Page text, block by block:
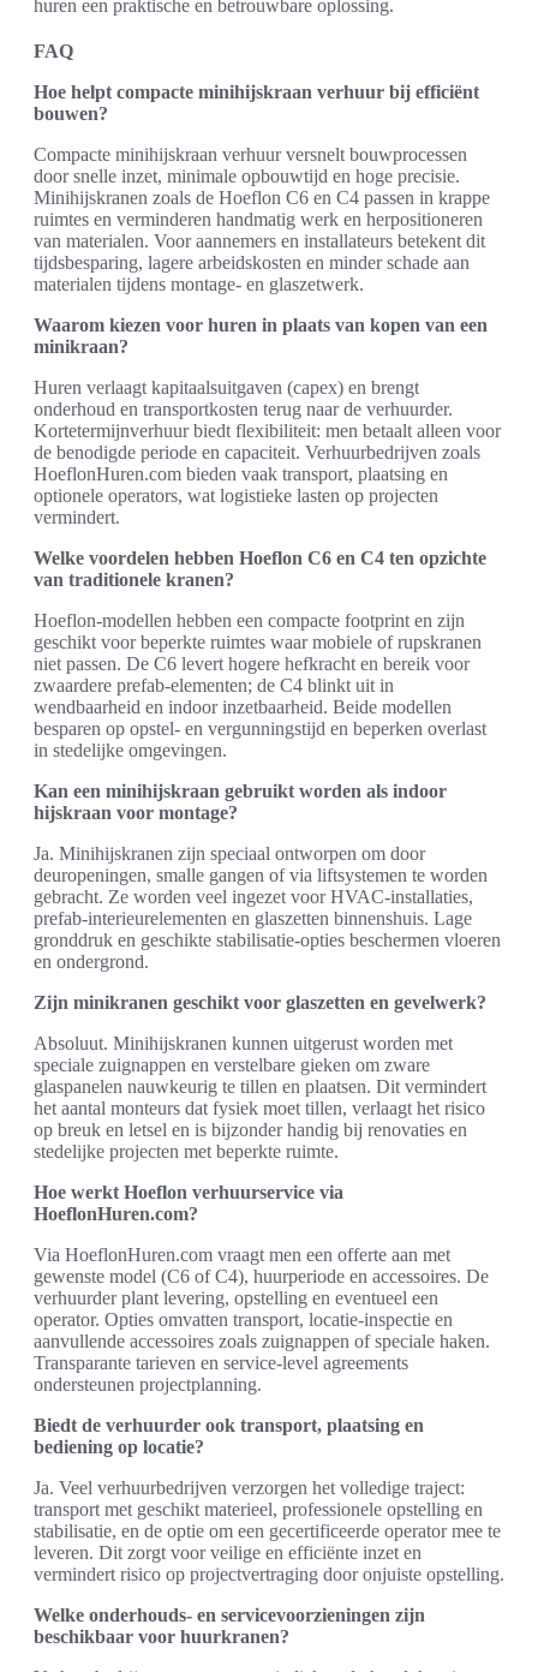
huren een praktische en betrouwbare oplossing.
FAQ
Hoe helpt compacte minihijskraan verhuur bij efficiënt
bouwen?
Compacte minihijskraan verhuur versnelt bouwprocessen
door snelle inzet, minimale opbouwtijd en hoge precisie.
Minihijskranen zoals de Hoeflon C6 en C4 passen in krappe
ruimtes en verminderen handmatig werk en herpositioneren
van materialen. Voor aannemers en installateurs betekent dit
tijdsbesparing, lagere arbeidskosten en minder schade aan
materialen tijdens montage- en glaszetwerk.
Waarom kiezen voor huren in plaats van kopen van een
minikraan?
Huren verlaagt kapitaalsuitgaven (capex) en brengt
onderhoud en transportkosten terug naar de verhuurder.
Kortetermijnverhuur biedt flexibiliteit: men betaalt alleen voor
de benodigde periode en capaciteit. Verhuurbedrijven zoals
HoeflonHuren.com bieden vaak transport, plaatsing en
optionele operators, wat logistieke lasten op projecten
vermindert.
Welke voordelen hebben Hoeflon C6 en C4 ten opzichte
van traditionele kranen?
Hoeflon-modellen hebben een compacte footprint en zijn
geschikt voor beperkte ruimtes waar mobiele of rupskranen
niet passen. De C6 levert hogere hefkracht en bereik voor
zwaardere prefab-elementen; de C4 blinkt uit in
wendbaarheid en indoor inzetbaarheid. Beide modellen
besparen op opstel- en vergunningstijd en beperken overlast
in stedelijke omgevingen.
Kan een minihijskraan gebruikt worden als indoor
hijskraan voor montage?
Ja. Minihijskranen zijn speciaal ontworpen om door
deuropeningen, smalle gangen of via liftsystemen te worden
gebracht. Ze worden veel ingezet voor HVAC-installaties,
prefab-interieurelementen en glaszetten binnenshuis. Lage
gronddruk en geschikte stabilisatie-opties beschermen vloeren
en ondergrond.
Zijn minikranen geschikt voor glaszetten en gevelwerk?
Absoluut. Minihijskranen kunnen uitgerust worden met
speciale zuignappen en verstelbare gieken om zware
glaspanelen nauwkeurig te tillen en plaatsen. Dit vermindert
het aantal monteurs dat fysiek moet tillen, verlaagt het risico
op breuk en letsel en is bijzonder handig bij renovaties en
stedelijke projecten met beperkte ruimte.
Hoe werkt Hoeflon verhuurservice via
HoeflonHuren.com?
Via HoeflonHuren.com vraagt men een offerte aan met
gewenste model (C6 of C4), huurperiode en accessoires. De
verhuurder plant levering, opstelling en eventueel een
operator. Opties omvatten transport, locatie-inspectie en
aanvullende accessoires zoals zuignappen of speciale haken.
Transparante tarieven en service-level agreements
ondersteunen projectplanning.
Biedt de verhuurder ook transport, plaatsing en
bediening op locatie?
Ja. Veel verhuurbedrijven verzorgen het volledige traject:
transport met geschikt materieel, professionele opstelling en
stabilisatie, en de optie om een gecertificeerde operator mee te
leveren. Dit zorgt voor veilige en efficiënte inzet en
vermindert risico op projectvertraging door onjuiste opstelling.
Welke onderhouds- en servicevoorzieningen zijn
beschikbaar voor huurkranen?